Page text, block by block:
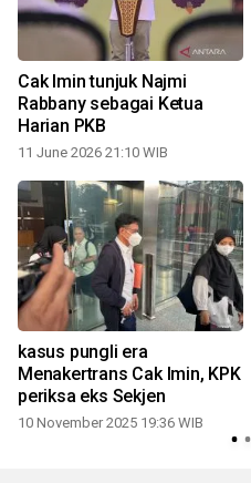
Cak Imin tunjuk Najmi
Rabbany sebagai Ketua
Harian PKB
11 June 2026 21:10 WIB
kasus pungli era
Menakertrans Cak Imin, KPK
periksa eks Sekjen
10 November 2025 19:36 WIB